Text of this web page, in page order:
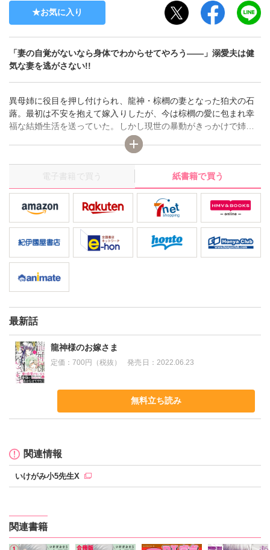
お気に入り
「妻の自覚がないなら身体でわからせてやろう――」溺愛夫は健
気な妻を逃がさない!!
異母姉に役目を押し付けられ、龍神・棕櫚の妻となった狛犬の石
蕗。最初は不安を抱えて嫁入りしたが、今は棕櫚の愛に包まれ幸
福な結婚生活を送っていた。しかし現世の暴動がきっかけで姉・
銀扇が棕櫚の社に現れ、石蕗に妻の座を譲れと言い始めた!! 姉の
要求を拒否しきれず棕櫚に姉と会うよう願い出来る石蕗に、甘や
かすようだった棕櫚の態度は急変し――!?
電子書籍で買う
紙書籍で買う
最新話
龍神様のお嫁さま
定価：700円（税抜） 発売日： 2022.06.23
無料立ち読み
関連情報
いけがみ小5先生X
関連書籍